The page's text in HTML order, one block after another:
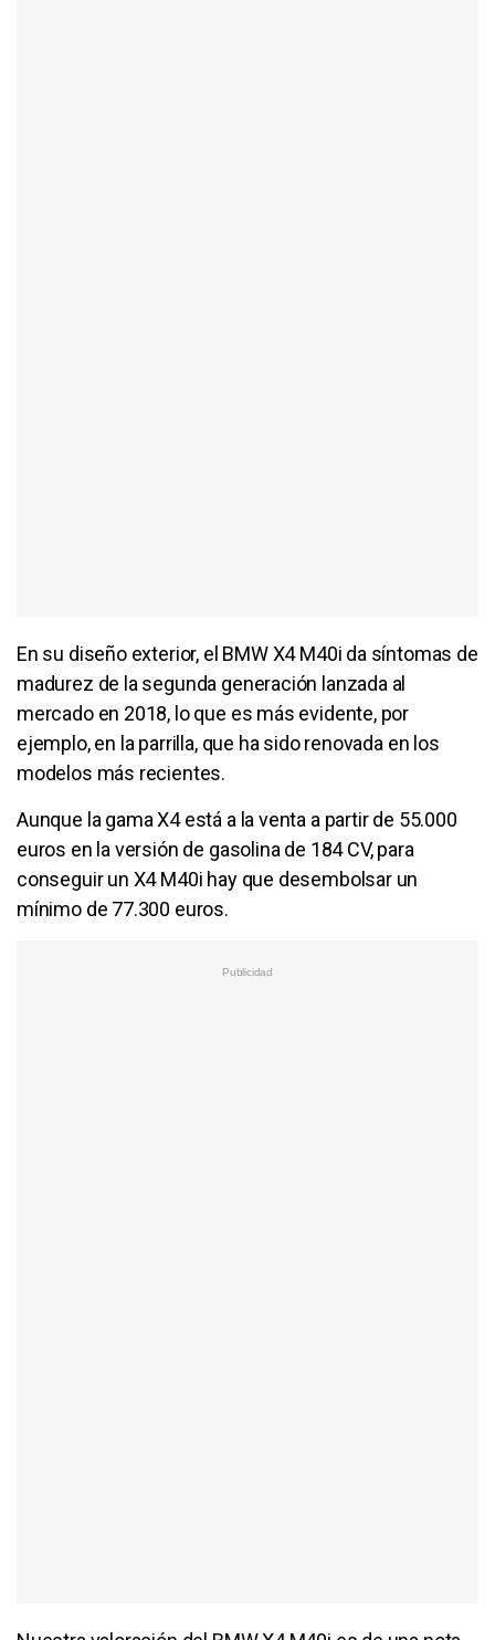
En su diseño exterior, el BMW X4 M40i da síntomas de
madurez de la segunda generación lanzada al
mercado en 2018, lo que es más evidente, por
ejemplo, en la parrilla, que ha sido renovada en los
modelos más recientes.
Aunque la gama X4 está a la venta a partir de 55.000
euros en la versión de gasolina de 184 CV, para
conseguir un X4 M40i hay que desembolsar un
mínimo de 77.300 euros.